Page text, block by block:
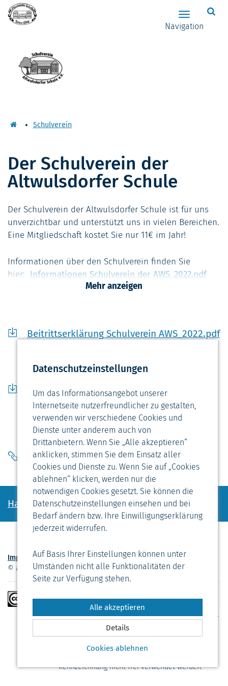
Datenschutzeinstellungen
Um das Informationsangebot unserer
Internetseite nutzerfreundlicher zu gestalten,
verwenden wir verschiedene Cookies und
Dienste unter anderem auch von
Drittanbietern. Wenn Sie „Alle akzeptieren“
anklicken, stimmen Sie dem Einsatz aller
Cookies und Dienste zu. Wenn Sie auf „Cookies
ablehnen“ klicken, werden nur die
notwendigen Cookies gesetzt. Sie können die
Datenschutzeinstellungen einsehen und bei
Bedarf ändern bzw. Ihre Einwilligungserklärung
jederzeit widerrufen.
Auf Basis Ihrer Einstellungen können unter
Umständen nicht alle Funktionalitäten der
Seite zur Verfügung stehen.
Alle akzeptieren
Details
Cookies ablehnen
Zum Hauptinhalt springen
Navigation
Schulverein
Der Schulverein der
Altwulsdorfer Schule
Der Schulverein der Altwulsdorfer Schule ist für uns
unverzichtbar und unterstützt uns in vielen Bereichen.
Eine Mitgliedschaft kostet Sie nur 11€ im Jahr!
Informationen über den Schulverein finden Sie
hier: Informationen Schulverein der AWS_2022.pdf
Beitrittserklärung:
AWS_2022.pdf
Den Schulverein der Altwulsdorfer Schule können Sie
unterstützen. Über das PortalSchulengel
dies ohne zusätzliche Kosten möglich.
Hier finden Sie weitere Informationen:Unterstützung
Schulengel_2022.pdf
Mehr anzeigen
Beitrittserklärung Schulverein AWS_2022.pdf
Informationen Schulverein der
AWS_2022.pdf
61,44 KB
Schulengel
Haben Sie noch Fragen?
Impressum Datenschutzerklärung
Seite drucken
© altwulsdorferschule.bremerhaven.de 2026
Nach oben
Texte auf dieser Seite unter der Lizenz »Creative
Commons Namensnennung - Nicht-kommerziell -
Keine Bearbeitung 3.0« (CC BY-NC-ND 3.0).
Bilder, Dokumente und sonstige Medien auf
Kennzeichnung nicht frei verwendet werden.